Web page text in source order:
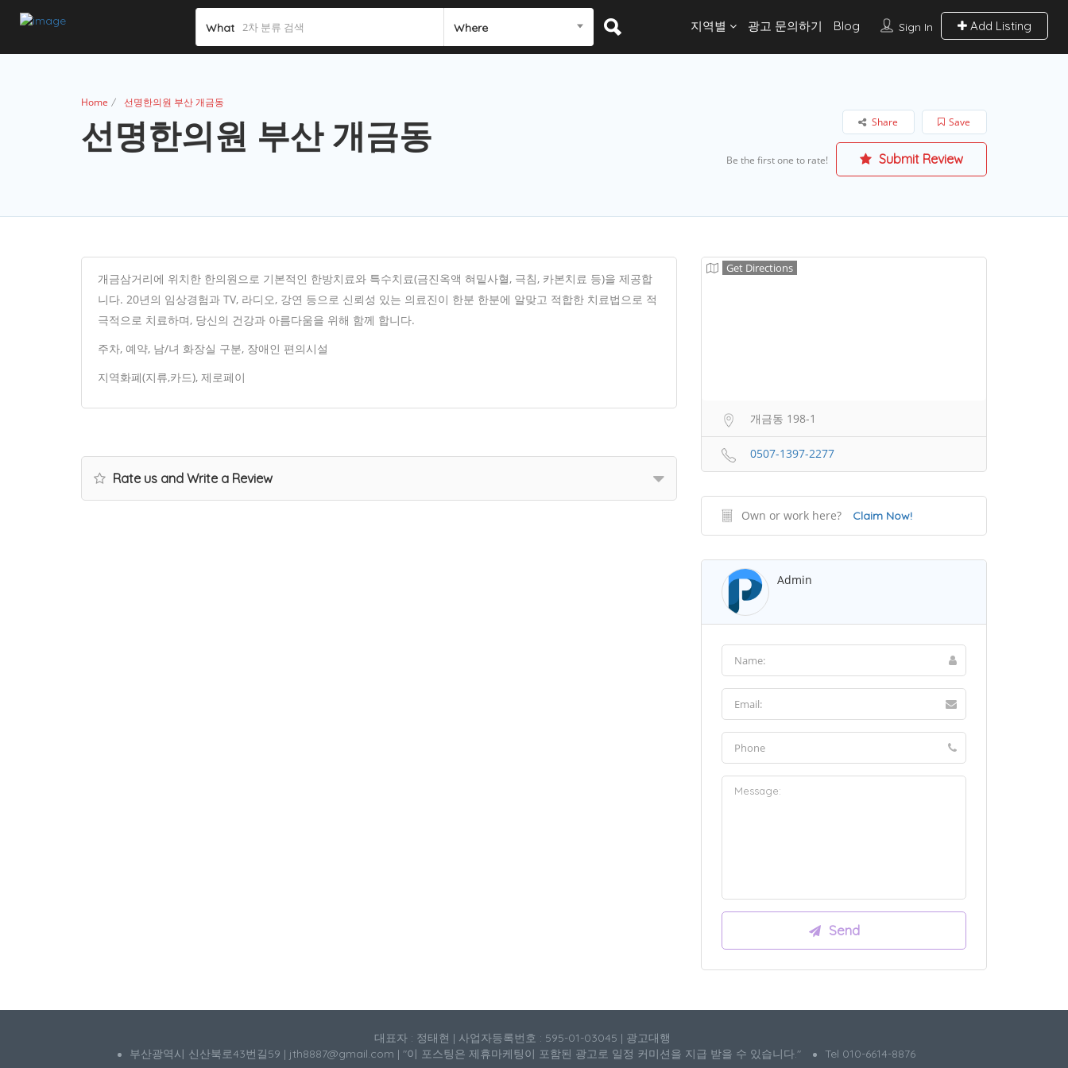
What Where Sign In Add Listing
지역별 광고 문의하기 Blog
Home 선명한의원 부산 개금동
선명한의원 부산 개금동 Save
Share
Be the first one to rate! Submit Review
개금삼거리에 위치한 한의원으로 기본적인 한방치료와 특수치료(금진옥액 혀밑사혈, 극침, 카본치료 등)을 제공합
니다. 20년의 임상경험과 TV, 라디오, 강연 등으로 신뢰성 있는 의료진이 한분 한분에 알맞고 적합한 치료법으로 적
극적으로 치료하며, 당신의 건강과 아름다움을 위해 함께 합니다.
주차, 예약, 남/녀 화장실 구분, 장애인 편의시설
지역화폐(지류,카드), 제로페이
Rate us and Write a Review
Get Directions
개금동 198-1
0507-1397-2277
Own or work here? Claim Now!
Admin
대표자 : 정태현 | 사업자등록번호 : 595-01-03045 | 광고대행
부산광역시 신산북로43번길59 | jth8887@gmail.com | "이 포스팅은 제휴마케팅이 포함된 광고로 일정 커미션을 지급 받을 수 있습니다."
Tel 010-6614-8876